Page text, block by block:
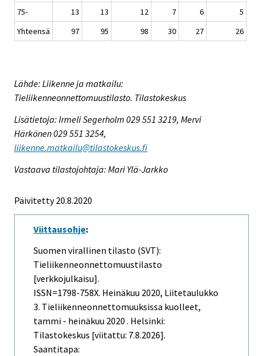
75-
13 13 12 7 6
5
Yhteensä
97 95 98 30 27 26
Lähde: Liikenne ja matkailu:
Tieliikenneonnettomuustilasto. Tilastokeskus
Lisätietoja: Irmeli Segerholm 029 551 3219, Mervi
Härkönen 029 551 3254,
liikenne.matkailu@tilastokeskus.fi
Vastaava tilastojohtaja: Mari Ylä-Jarkko
Päivitetty 20.8.2020
Viittausohje:
Suomen virallinen tilasto (SVT):
Tieliikenneonnettomuustilasto
[verkkojulkaisu].
ISSN=1798-758X. Heinäkuu 2020, Liitetaulukko
3. Tieliikenneonnettomuuksissa kuolleet,
tammi - heinäkuu 2020 . Helsinki:
Tilastokeskus [viitattu: 7.8.2026].
Saantitapa: